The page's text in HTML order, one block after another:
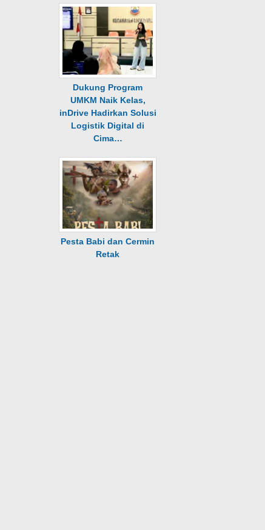
Dukung Program
UMKM Naik Kelas,
inDrive Hadirkan Solusi
Logistik Digital di
Cima…
Pesta Babi dan Cermin
Retak